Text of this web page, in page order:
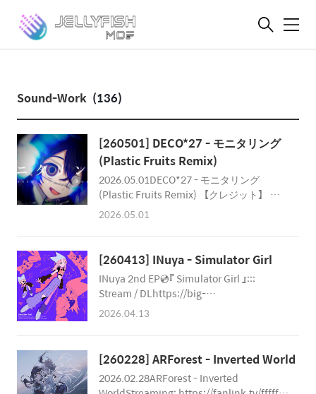
메
Sound-Work (136)
[260501] DECO*27 - モニタリング
(Plastic Fruits Remix)
2026.05.01DECO*27 - モニタリング
(Plastic Fruits Remix) 【クレジット】 作
詞・作曲：DECO*27様 リミックス・映
Park様
2026.05.01
[260413] INuya - Simulator Girl
INuya 2nd EP💿『 Simulator Girl 』:::
Stream / DLhttps://big-
up.style/ZckOIpoY0h----------------------
(feat. りちゃん！)02 ふわふわメモリーズ
(feat. 音街ウナ)03 Pink Pic Peak (feat. 初
音ミク)04 Love Splash (feat. 花隈千冬)05
2026.04.13
[260228] ARForest - Inverted World
2026.02.28ARForest - Inverted